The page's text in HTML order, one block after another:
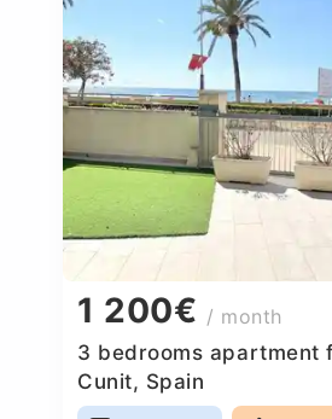
1 200€ / month
3 bedrooms apartment
Cunit, Spain